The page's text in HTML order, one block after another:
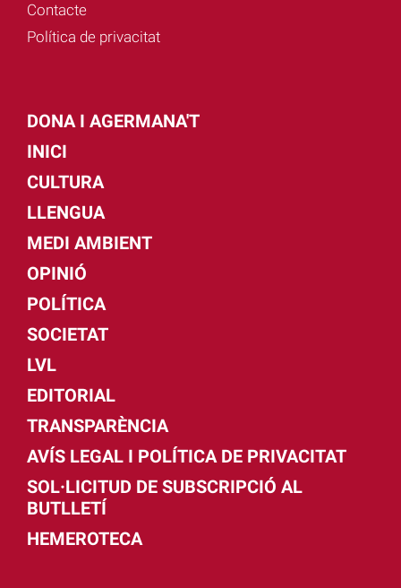
Contacte
Política de privacitat
DONA I AGERMANA'T
INICI
CULTURA
LLENGUA
MEDI AMBIENT
OPINIÓ
POLÍTICA
SOCIETAT
LVL
EDITORIAL
TRANSPARÈNCIA
AVÍS LEGAL I POLÍTICA DE PRIVACITAT
SOL·LICITUD DE SUBSCRIPCIÓ AL
BUTLLETÍ
HEMEROTECA